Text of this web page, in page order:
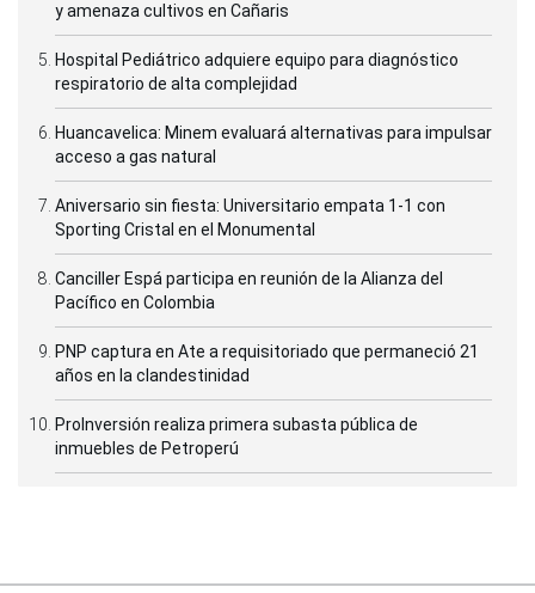
y amenaza cultivos en Cañaris
Hospital Pediátrico adquiere equipo para diagnóstico
respiratorio de alta complejidad
Huancavelica: Minem evaluará alternativas para impulsar
acceso a gas natural
Aniversario sin fiesta: Universitario empata 1-1 con
Sporting Cristal en el Monumental
Canciller Espá participa en reunión de la Alianza del
Pacífico en Colombia
PNP captura en Ate a requisitoriado que permaneció 21
años en la clandestinidad
ProInversión realiza primera subasta pública de
inmuebles de Petroperú